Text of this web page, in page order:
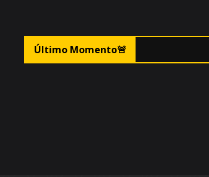
Último Momento🚨